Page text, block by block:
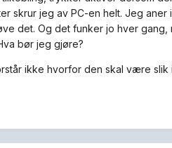
skrur jeg av PC-en helt. Jeg
det. Og det funker jo hver
bør jeg gjøre?
ikke hvorfor den skal være